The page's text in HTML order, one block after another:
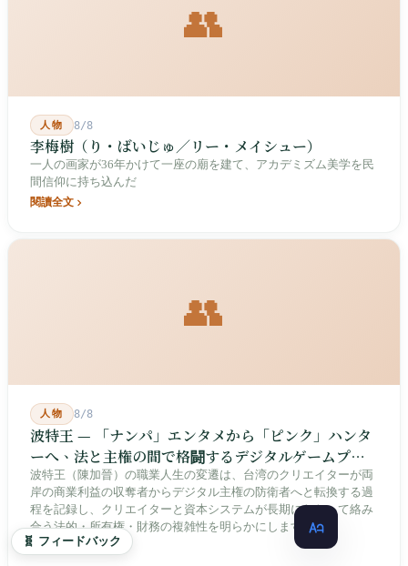
👥
人物 8/8
李梅樹（り・ばいじゅ／リー・メイシュー）
一人の画家が36年かけて一座の廟を建て、アカデミズム美学を民
間信仰に持ち込んだ
閱讀全文
👥
人物 8/8
波特王 — 「ナンパ」エンタメから「ピンク」ハンタ
ーへ、法と主権の間で格闘するデジタルゲームプレ
イヤー
波特王（陳加晉）の職業人生の変遷は、台湾のクリエイターが両
岸の商業利益の収奪者からデジタル主権の防衛者へと転換する過
程を記録し、クリエイターと資本システムが長期にわたって絡み
合う法的・所有権・財務の複雑性を明らかにします。
閱讀全文
🧬 フィードバック